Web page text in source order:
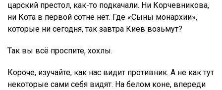
царский престол, как-то подкачали. Ни Корчевникова,
ни Кота в первой сотне нет. Где «Сыны монархии»,
которые ни сегодня, так завтра Киев возьмут?
Так вы всё проспите, хохлы.
Короче, изучайте, как нас видит противник. А не как тут
некоторые сами себя видят. На белом коне, впереди